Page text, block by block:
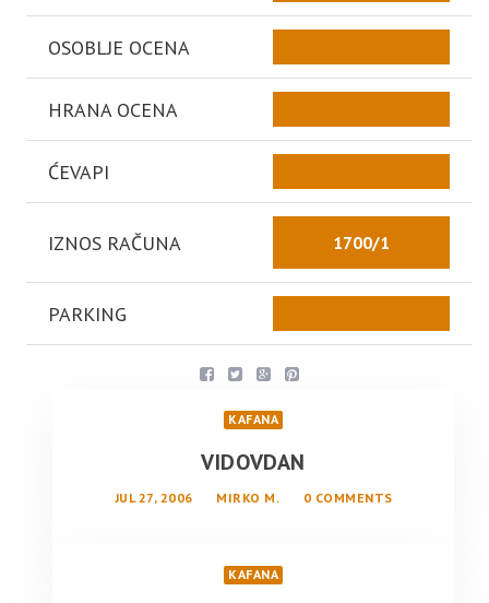
OSOBLJE OCENA
HRANA OCENA
ĆEVAPI
IZNOS RAČUNA 1700/1
PARKING
KAFANA
VIDOVDAN
JUL 27, 2006 MIRKO M. 0 COMMENTS
KAFANA